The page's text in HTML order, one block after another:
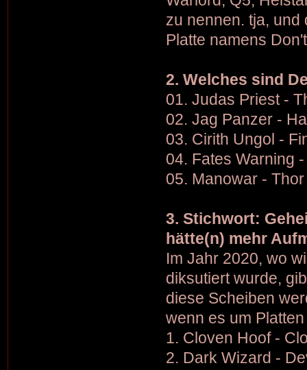
zu nennen. tja,
Platte namens
2. Welches sind
01. Judas Priest -
02. Jag Panzer -
03. Cirith Ungol -
04. Fates Warning
05. Manowar -
3. Stichwort:
hätte(n) mehr
Im Jahr 2020, wo
diksutiert wurde,
diese Scheiben
wenn es um
1. Cloven Hoof -
2. Dark Wizard -